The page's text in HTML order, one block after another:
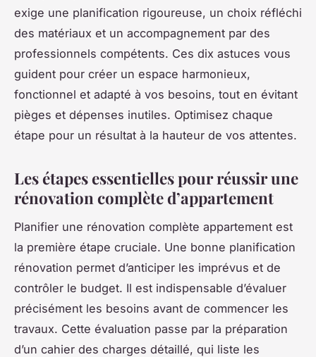
exige une planification rigoureuse, un choix réfléchi
des matériaux et un accompagnement par des
professionnels compétents. Ces dix astuces vous
guident pour créer un espace harmonieux,
fonctionnel et adapté à vos besoins, tout en évitant
pièges et dépenses inutiles. Optimisez chaque
étape pour un résultat à la hauteur de vos attentes.
Les étapes essentielles pour réussir une
rénovation complète d’appartement
Planifier une rénovation complète appartement est
la première étape cruciale. Une bonne planification
rénovation permet d’anticiper les imprévus et de
contrôler le budget. Il est indispensable d’évaluer
précisément les besoins avant de commencer les
travaux. Cette évaluation passe par la préparation
d’un cahier des charges détaillé, qui liste les